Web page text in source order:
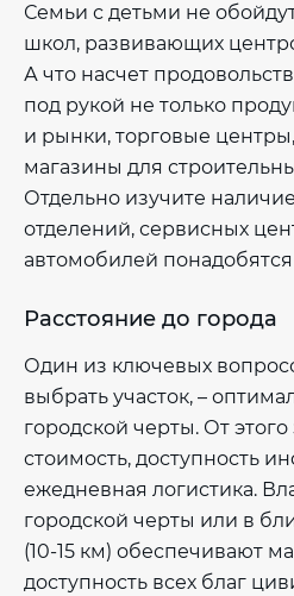
Семьи с детьми не
школ, развивающих
А что насчет
под рукой не только
и рынки, торговые
магазины для
Отдельно изучите
отделений, сервисных
автомобилей
Расстояние до города
Один из ключевых
выбрать участок, –
городской черты. От этого
стоимость, доступность
ежедневная логистика.
городской черты или в
(10-15 км) обеспечивают
доступность всех благ